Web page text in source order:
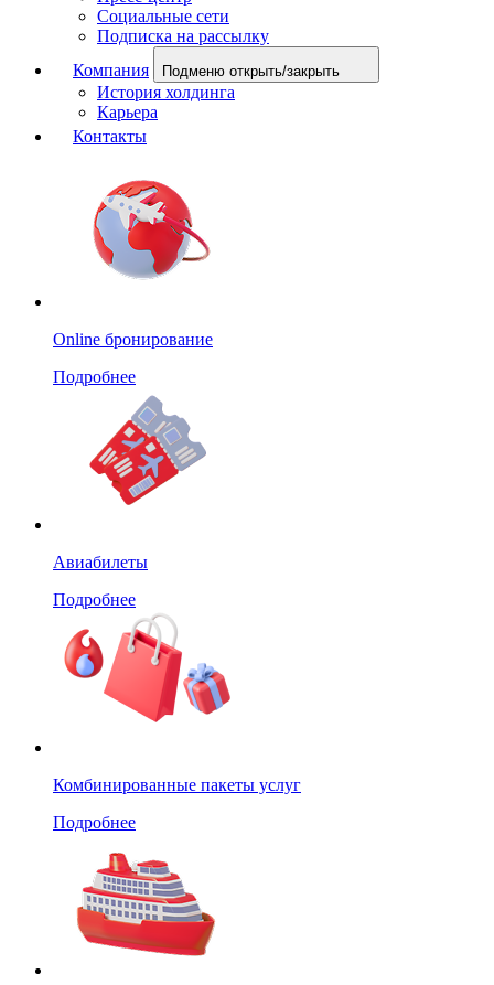
Социальные сети
Подписка на рассылку
Компания
Подменю открыть/закрыть
История холдинга
Карьера
Контакты
Online бронирование
Подробнее
Авиабилеты
Подробнее
Комбинированные пакеты услуг
Подробнее